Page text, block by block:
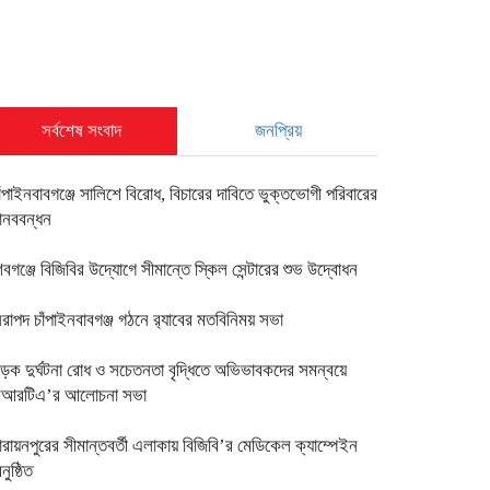
সর্বশেষ সংবাদ জনপ্রিয়
সালিশে বিরোধ, বিচারের দাবিতে ভুক্তভোগী পরিবারের
বিজিবির উদ্যোগে সীমান্তে স্কিল সেন্টারের শুভ উদ্বোধন
চাঁপাইনবাবগঞ্জ গঠনে র‍্যাবের মতবিনিময় সভা
দুর্ঘটনা রোধ ও সচেতনতা বৃদ্ধিতে অভিভাবকদের সমন্বয়ে
আলোচনা সভা
সীমান্তবর্তী এলাকায় বিজিবি’র মেডিকেল ক্যাম্পেইন